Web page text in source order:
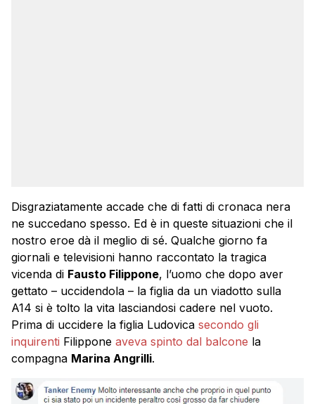
Disgraziatamente accade che di fatti di cronaca nera
ne succedano spesso. Ed è in queste situazioni che il
nostro eroe dà il meglio di sé. Qualche giorno fa
giornali e televisioni hanno raccontato la tragica
vicenda di Fausto Filippone, l’uomo che dopo aver
gettato – uccidendola – la figlia da un viadotto sulla
A14 si è tolto la vita lasciandosi cadere nel vuoto.
Prima di uccidere la figlia Ludovica secondo gli
inquirenti Filippone aveva spinto dal balcone la
compagna Marina Angrilli.